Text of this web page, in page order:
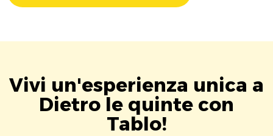
Vivi un'esperienza unica a
Dietro le quinte con
Tablo!